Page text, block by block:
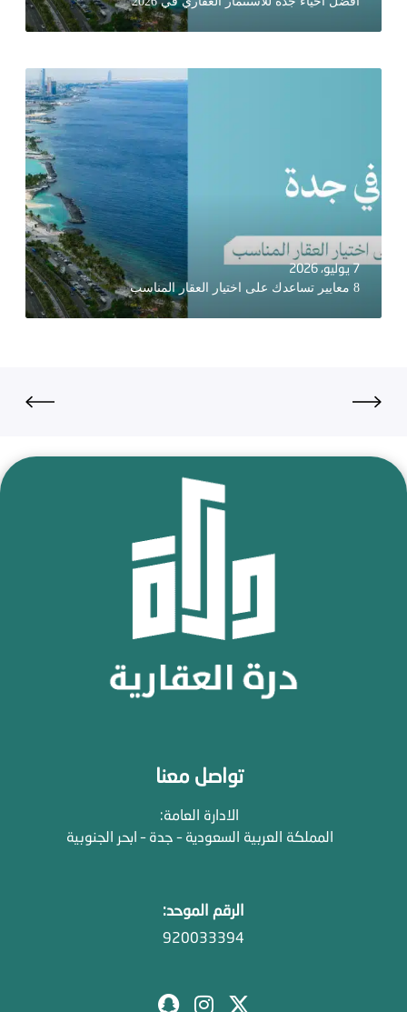
7 يوليو، 2026
8 معايير تساعدك على اختيار العقار المناسب
تواصل معنا
الادارة العامة:
المملكة العربية السعودية – جدة – ابحر الجنوبية
الرقم الموحد:
920033394